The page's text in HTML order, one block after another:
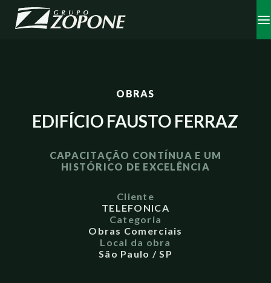
OBRAS
EDIFÍCIO FAUSTO FERRAZ
CAPACITAÇÃO CONTÍNUA E UM
HISTÓRICO DE EXCELÊNCIA
Cliente
TELEFONICA
Categoria
Obras Comerciais
Local da obra
São Paulo / SP